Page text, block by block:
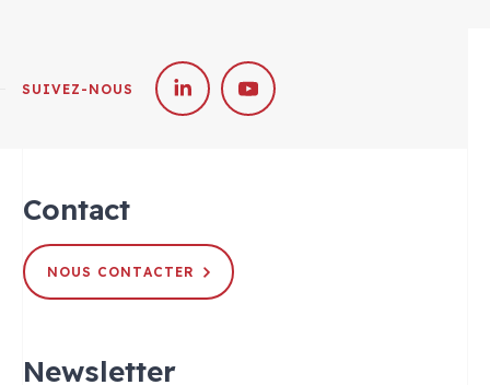
SUIVEZ-NOUS
Contact
NOUS CONTACTER
Newsletter